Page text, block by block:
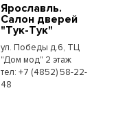
Ярославль.
Салон дверей
"Тук-Тук"
ул. Победы д.6, ТЦ
"Дом мод" 2 этаж
тел: +7 (4852) 58-22-
48